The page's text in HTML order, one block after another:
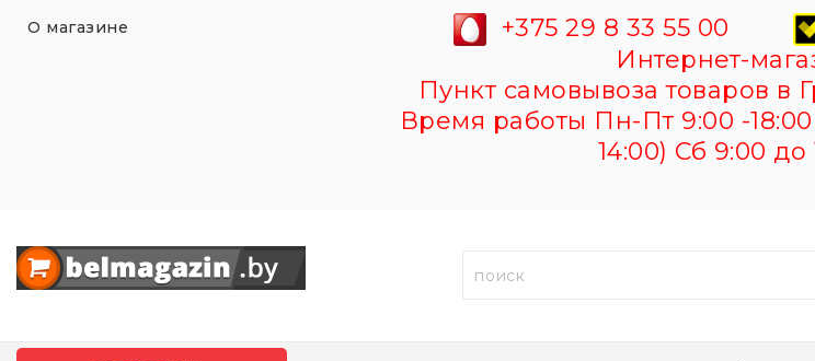
О магазине +375 29 8 33 55 00
Интернет-
Пункт самовывоза товаров в
Время работы Пн-Пт 9:00 -
14:00) Сб 9:00 до